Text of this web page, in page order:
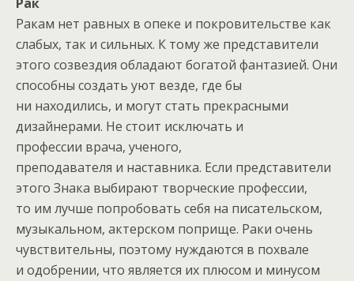
Ракам нет равных в опеке и покровительстве как
слабых, так и сильных. К тому же представители
этого созвездия обладают богатой фантазией. Они
способны создать уют везде, где бы
ни находились, и могут стать прекрасными
дизайнерами. Не стоит исключать и
профессии врача, ученого,
преподавателя и наставника. Если представители
этого Знака выбирают творческие профессии,
то им лучше попробовать себя на писательском,
музыкальном, актерском поприще. Раки очень
чувствительны, поэтому нуждаются в похвале
и одобрении, что является их плюсом и минусом